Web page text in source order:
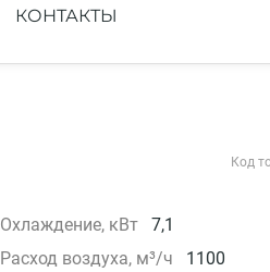
КОНТАКТЫ
Код
Охлаждение, кВт
7,1
Расход воздуха, м³/ч
1100